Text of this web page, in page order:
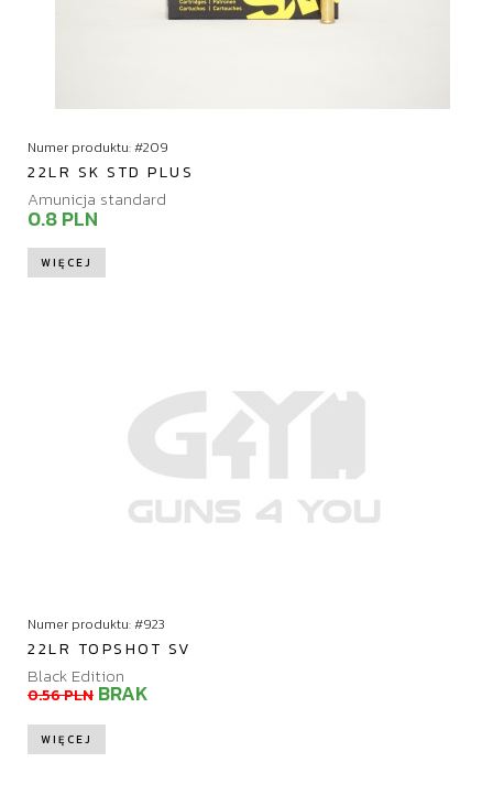
Numer produktu: #209
22LR SK STD PLUS
Amunicja standard
0.8 PLN
WIĘCEJ
Numer produktu: #923
22LR TOPSHOT SV
Black Edition
0.56 PLN BRAK
WIĘCEJ